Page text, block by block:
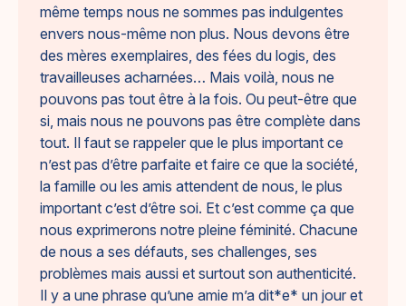
même temps nous ne sommes pas indulgentes
envers nous-même non plus. Nous devons être
des mères exemplaires, des fées du logis, des
travailleuses acharnées… Mais voilà, nous ne
pouvons pas tout être à la fois. Ou peut-être que
si, mais nous ne pouvons pas être complète dans
tout. Il faut se rappeler que le plus important ce
n’est pas d’être parfaite et faire ce que la société,
la famille ou les amis attendent de nous, le plus
important c’est d’être soi. Et c’est comme ça que
nous exprimerons notre pleine féminité. Chacune
de nous a ses défauts, ses challenges, ses
problèmes mais aussi et surtout son authenticité.
Il y a une phrase qu’une amie m’a dit*e* un jour et